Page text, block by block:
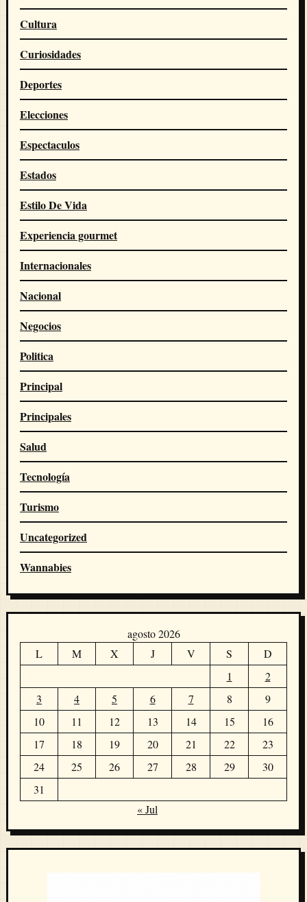
Cultura
Curiosidades
Deportes
Elecciones
Espectaculos
Estados
Estilo De Vida
Experiencia gourmet
Internacionales
Nacional
Negocios
Politica
Principal
Principales
Salud
Tecnología
Turismo
Uncategorized
Wannabies
agosto 2026
L
M X J V S
D
1
2
3
4 5 6 7 8
9
10
11 12 13 14 15
16
17
18 19 20 21 22
23
24
25 26 27 28 29
30
31
« Jul